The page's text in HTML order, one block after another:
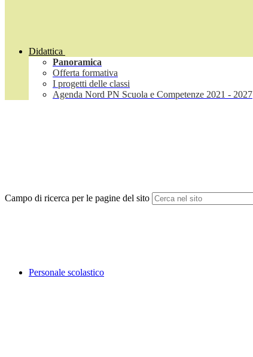
Didattica
Panoramica
Offerta formativa
I progetti delle classi
Agenda Nord PN Scuola e Competenze 2021 - 2027
Campo di ricerca per le pagine del sito
Personale scolastico